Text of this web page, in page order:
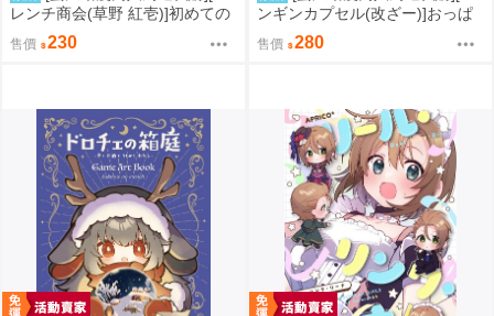
レンチ商会(草野 紅壱)]初めての
彼女、初めての彼氏。4.5(同人
誌)
售價 230
ンギンカプセル(改ざー)]おっぱ
いで挟まれる幸せを指揮官様に
(碧藍航線)(同人誌)
售價 280